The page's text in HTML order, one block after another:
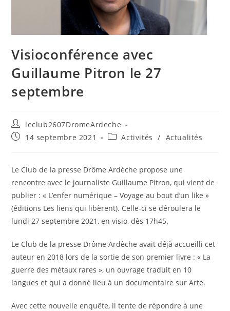
Visioconférence avec
Guillaume Pitron le 27
septembre
leclub2607DromeArdeche
14 septembre 2021
Activités / Actualités
Le Club de la presse Drôme Ardèche propose une
rencontre avec le journaliste Guillaume Pitron, qui vient de
publier : « L’enfer numérique – Voyage au bout d’un like »
(éditions Les liens qui libèrent). Celle-ci se déroulera le
lundi 27 septembre 2021, en visio, dès 17h45.
Le Club de la presse Drôme Ardèche avait déjà accueilli cet
auteur en 2018 lors de la sortie de son premier livre : « La
guerre des métaux rares », un ouvrage traduit en 10
langues et qui a donné lieu à un documentaire sur Arte.
Avec cette nouvelle enquête, il tente de répondre à une